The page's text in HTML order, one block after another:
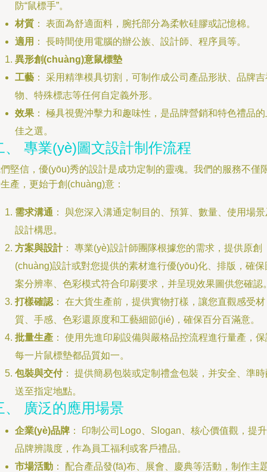
防“鼠標手”。
材質 ： 表面為舒適面料，腕托部分為柔軟硅膠或記憶棉。
適用 ： 長時間使用電腦的辦公族、設計師、程序員等。
異形創(chuàng)意鼠標墊
工藝 ： 采用精準模具切割，可制作成公司產品形狀、品牌
物、特殊標志等任何自定義外形。
效果 ： 極具視覺沖擊力和趣味性，是品牌營銷和特色禮品
佳之選。
、 專業(yè)圖文設計制作流程
堅信，優(yōu)秀的設計是成功定制的靈魂。我們的服務不僅
產，更始于創(chuàng)意：
需求溝通 ： 與您深入溝通定制目的、預算、數量、使用場
設計構思。
方案與設計： 專業(yè)設計師團隊根據您的需求，提供原創
(chuàng)設計或對您提供的素材進行優(yōu)化、排版，確保
案分辨率、色彩模式符合印刷要求，并呈現效果圖供您確認
打樣確認 ： 在大貨生產前，提供實物打樣，讓您直觀感受材
質、手感、色彩還原度和工藝細節(jié)，確保百分百滿意。
批量生產 ： 使用先進印刷設備與嚴格品控流程進行量產，
每一片鼠標墊都品質如一。
包裝與交付： 提供簡易包裝或定制禮盒包裝，并安全、準時
送至指定地點。
、 廣泛的應用場景
企業(yè)品牌 ： 印制公司Logo、Slogan、核心價值觀，提升
品牌辨識度，作為員工福利或客戶禮品。
市場活動 ： 配合產品發(fā)布、展會、慶典等活動，制作主